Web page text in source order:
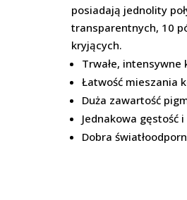
posiadają jednolity
transparentnych, 10
kryjących.
Trwałe, intensywne
Łatwość mieszania
Duża zawartość
Jednakowa gęstość
Dobra